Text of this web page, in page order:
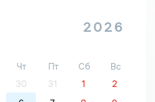
2026
Чт Пт Сб
Вс
30 31 1
2